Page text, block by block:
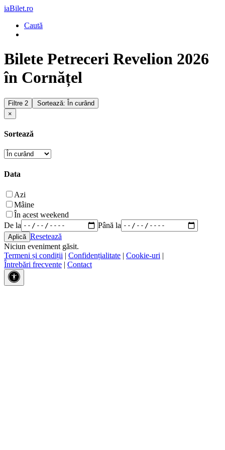
iaBilet.ro
Caută
Bilete Petreceri Revelion 2026
în Cornățel
Filtre 2
Sortează: În curând
×
Sortează
Data
Azi
Mâine
În acest weekend
De la
Până la
Resetează
Niciun eveniment găsit.
Termeni și condiții | Confidențialitate | Cookie-uri |
Întrebări frecvente | Contact